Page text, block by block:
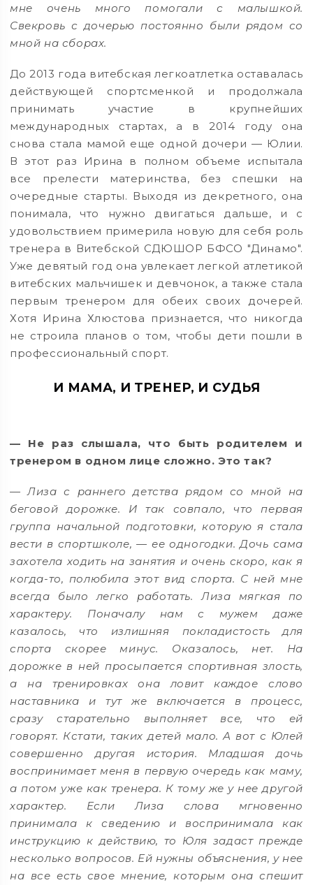
мне очень много помогали с малышкой.
Свекровь с дочерью постоянно были рядом со
мной на сборах.
До 2013 года витебская легкоатлетка оставалась
действующей спортсменкой и продолжала
принимать участие в крупнейших
международных стартах, а в 2014 году она
снова стала мамой еще одной дочери — Юлии.
В этот раз Ирина в полном объеме испытала
все прелести материнства, без спешки на
очередные старты. Выходя из декретного, она
понимала, что нужно двигаться дальше, и с
удовольствием примерила новую для себя роль
тренера в Витебской СДЮШОР БФСО "Динамо".
Уже девятый год она увлекает легкой атлетикой
витебских мальчишек и девчонок, а также стала
первым тренером для обеих своих дочерей.
Хотя Ирина Хлюстова признается, что никогда
не строила планов о том, чтобы дети пошли в
профессиональный спорт.
И МАМА, И ТРЕНЕР, И СУДЬЯ
— Не раз слышала, что быть родителем и
тренером в одном лице сложно. Это так?
— Лиза с раннего детства рядом со мной на
беговой дорожке. И так совпало, что первая
группа начальной подготовки, которую я стала
вести в спортшколе, — ее одногодки. Дочь сама
захотела ходить на занятия и очень скоро, как я
когда-то, полюбила этот вид спорта. С ней мне
всегда было легко работать. Лиза мягкая по
характеру. Поначалу нам с мужем даже
казалось, что излишняя покладистость для
спорта скорее минус. Оказалось, нет. На
дорожке в ней просыпается спортивная злость,
а на тренировках она ловит каждое слово
наставника и тут же включается в процесс,
сразу старательно выполняет все, что ей
говорят. Кстати, таких детей мало. А вот с Юлей
совершенно другая история. Младшая дочь
воспринимает меня в первую очередь как маму,
а потом уже как тренера. К тому же у нее другой
характер. Если Лиза слова мгновенно
принимала к сведению и воспринимала как
инструкцию к действию, то Юля задаст прежде
несколько вопросов. Ей нужны объяснения, у нее
на все есть свое мнение, которым она спешит